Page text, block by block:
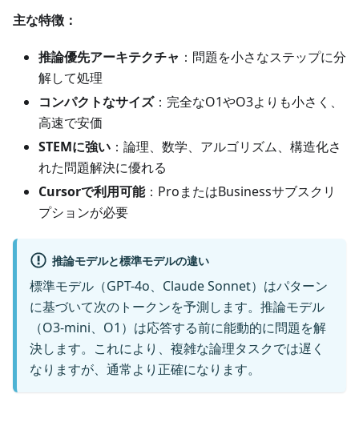
主な特徴：
推論優先アーキテクチャ ：問題を小さなステップに分
解して処理
コンパクトなサイズ：完全なO1やO3よりも小さく、
高速で安価
STEMに強い ：論理、数学、アルゴリズム、構造化さ
れた問題解決に優れる
Cursorで利用可能：ProまたはBusinessサブスクリ
プションが必要
推論モデルと標準モデルの違い
標準モデル（GPT-4o、Claude Sonnet）はパターン
に基づいて次のトークンを予測します。推論モデル
（O3-mini、O1）は応答する前に能動的に問題を解
決します。これにより、複雑な論理タスクでは遅く
なりますが、通常より正確になります。